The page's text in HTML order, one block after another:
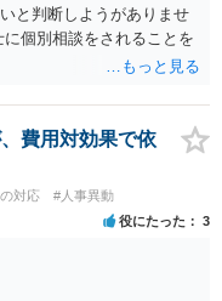
た部分は、会社もしく
す。 会社等との交渉が必
ら話してくると思います
まで。
と判断しようがありませ
個別相談をされることを
費用対効果で依
対応 #人事異動
役にたった 3